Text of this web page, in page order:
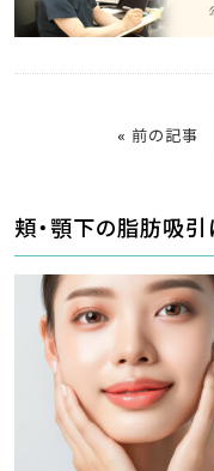
« 前の記事
頬・顎下の脂肪吸